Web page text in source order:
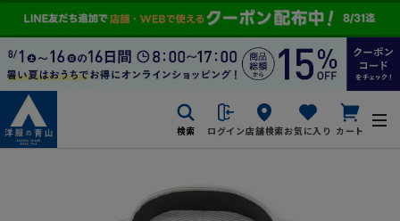
検索 ログイン店舗検索お気に入り カート